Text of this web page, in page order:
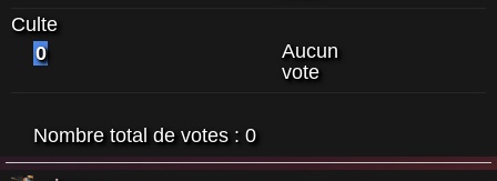
Culte
0
Aucun
vote
Nombre total de votes : 0